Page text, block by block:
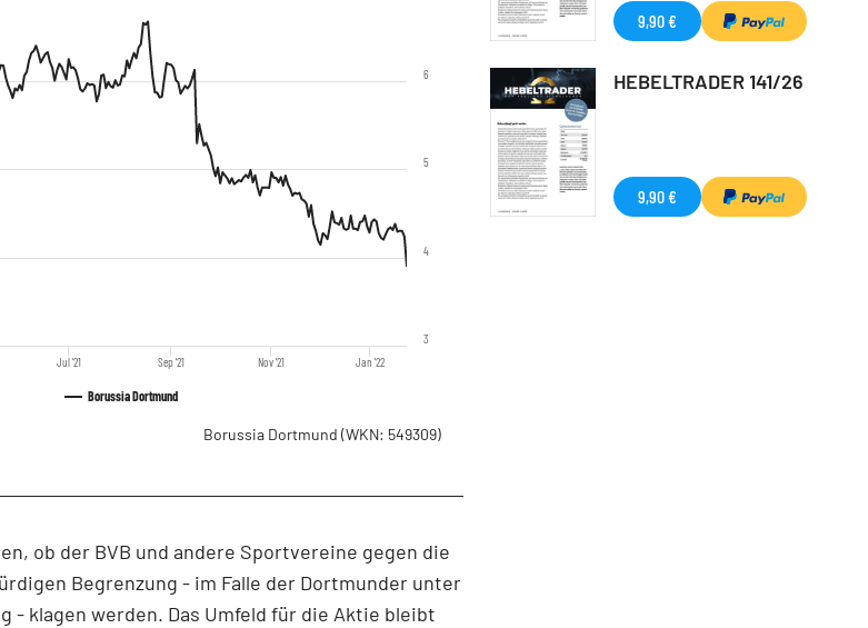
Borussia Dortmund
Jul '21 Sep '21 Nov '21 Jan '22
3
4
5
6
Borussia Dortmund (WKN: 549309)
ob der BVB und andere Sportvereine gegen die
Begrenzung - im Falle der Dortmunder unter
- klagen werden. Das Umfeld für die Aktie bleibt
9,90 €
HEBELTRADER 141/26
9,90 €